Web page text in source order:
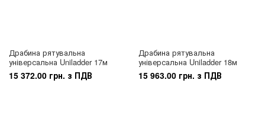
Драбина рятувальна
універсальна Uniladder 17м
15 372.00 грн. з ПДВ
Драбина рятувальна
універсальна Uniladder 18м
15 963.00 грн. з ПДВ